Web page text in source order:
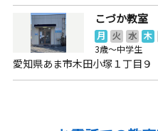
こづか教室
月 火 水 木
3歳～中学生
愛知県あま市木田小塚１丁目９